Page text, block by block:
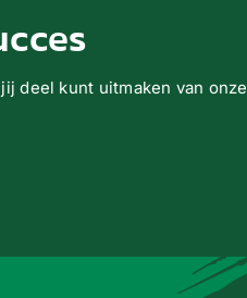
deel kunt uitmaken van onze